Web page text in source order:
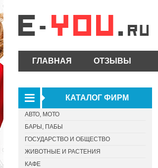
ГЛАВНАЯ ОТЗЫВЫ
КАТАЛОГ ФИРМ
АВТО, МОТО
БАРЫ, ПАБЫ
ГОСУДАРСТВО И ОБЩЕСТВО
ЖИВОТНЫЕ И РАСТЕНИЯ
КАФЕ